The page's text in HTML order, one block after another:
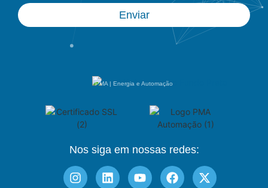
Enviar
PMA | Energia e Automação
Nos siga em nossas redes: